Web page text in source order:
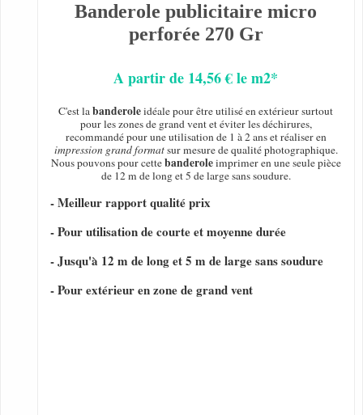
Banderole publicitaire micro
perforée 270 Gr
A partir de 14,56 € le m2*
C'est labanderoleidéale pour être utilisé en extérieur surtout
pour les zones de grand vent et éviter les déchirures,
recommandé pour une utilisation de 1 à 2 ans et réaliser en
impression grand formatsur mesure de qualité photographique.
Nous pouvons pour cettebanderoleimprimer en une seule pièce
de 12 m de long et 5 de large sans soudure.
- Meilleur rapport qualité prix
- Pour utilisation de courte et moyenne durée
- Jusqu'à 12 m de long et 5 m de large sans soudure
- Pour extérieur en zone de grand vent